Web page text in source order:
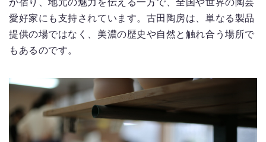
が宿り、地元の魅力を伝える一方で、全国や世界の陶芸
愛好家にも支持されています。古田陶房は、単なる製品
提供の場ではなく、美濃の歴史や自然と触れ合う場所で
もあるのです。